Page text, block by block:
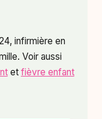
infirmière en
Voir aussi
et fièvre enfant